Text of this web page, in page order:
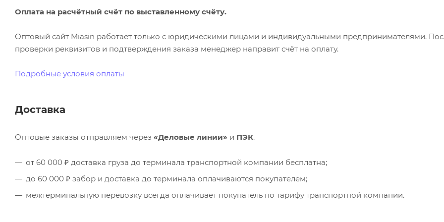
Оплата на расчётный счёт по выставленному счёту.
Оптовый сайт Miasin работает только с юридическими лицами и индивидуальными предпринимателями.
проверки реквизитов и подтверждения заказа менеджер направит счёт на оплату.
Подробные условия оплаты
Доставка
Оптовые заказы отправляем через «Деловые линии» и ПЭК.
от 60 000 ₽ доставка груза до терминала транспортной компании бесплатна;
до 60 000 ₽ забор и доставка до терминала оплачиваются покупателем;
межтерминальную перевозку всегда оплачивает покупатель по тарифу транспортной компании.